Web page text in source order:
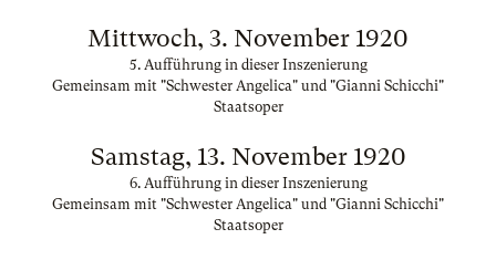
Mittwoch, 3. November 1920
5. Aufführung in dieser Inszenierung
Gemeinsam mit "Schwester Angelica" und "Gianni Schicchi"
Staatsoper
Samstag, 13. November 1920
6. Aufführung in dieser Inszenierung
Gemeinsam mit "Schwester Angelica" und "Gianni Schicchi"
Staatsoper